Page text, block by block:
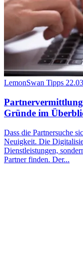
LemonSwan Tipps
Gründe im
Dass die Partnersuche
Neuigkeit. Die
Dienstleistungen,
Partner finden. Der...